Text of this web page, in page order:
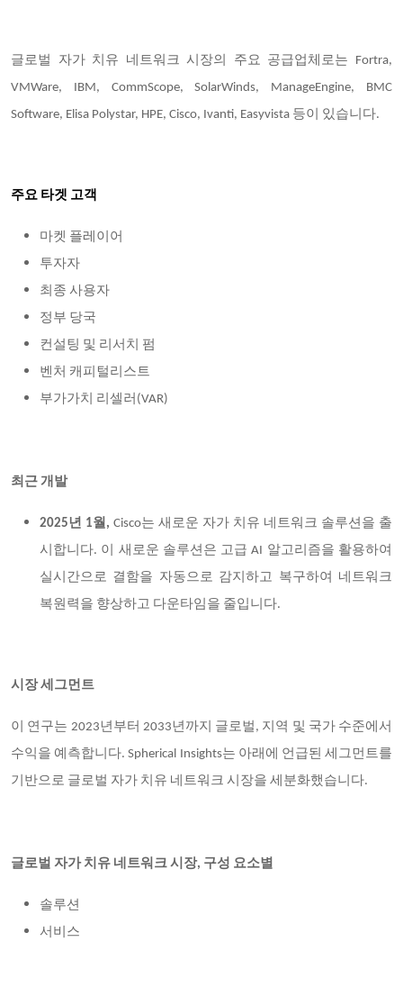
글로벌 자가 치유 네트워크 시장의 주요 공급업체로는 Fortra,
VMWare, IBM, CommScope, SolarWinds, ManageEngine, BMC
Software, Elisa Polystar, HPE, Cisco, Ivanti, Easyvista 등이 있습니다.
주요 타겟 고객
마켓 플레이어
투자자
최종 사용자
정부 당국
컨설팅 및 리서치 펌
벤처 캐피털리스트
부가가치 리셀러(VAR)
최근 개발
2025 년 1월, Cisco는 새로운 자가 치유 네트워크 솔루션을 출
시합니다. 이 새로운 솔루션은 고급 AI 알고리즘을 활용하여
실시간으로 결함을 자동으로 감지하고 복구하여 네트워크
복원력을 향상하고 다운타임을 줄입니다.
시장 세그먼트
이 연구는 2023년부터 2033년까지 글로벌, 지역 및 국가 수준에서
수익을 예측합니다. Spherical Insights는 아래에 언급된 세그먼트를
기반으로 글로벌 자가 치유 네트워크 시장을 세분화했습니다.
글로벌 자가 치유 네트워크 시장, 구성 요소별
솔루션
서비스